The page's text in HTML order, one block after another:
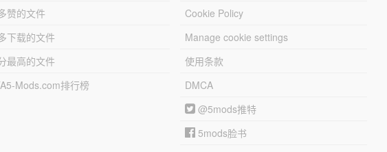
赞的文件
下载的文件
最高的文件
Mods.com排行榜
Cookie Policy
Manage cookie settings
使用条款
DMCA
@5mods推特
5mods脸书